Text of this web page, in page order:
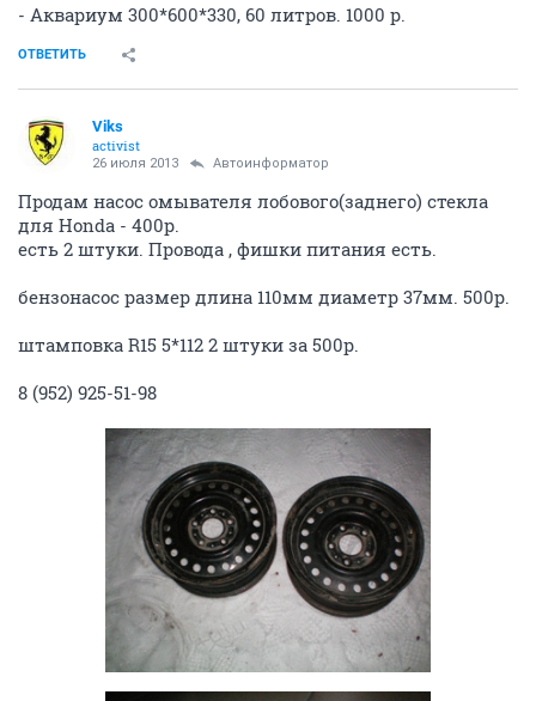
- Аквариум 300*600*330, 60 литров. 1000 р.
ОТВЕТИТЬ
Viks
activist
26 июля 2013 Автоинформатор
Продам насос омывателя лобового(заднего) стекла
для Honda - 400р.
есть 2 штуки. Провода , фишки питания есть.
бензонасос размер длина 110мм диаметр 37мм. 500р.
штамповка R15 5*112 2 штуки за 500р.
8 (952) 925-51-98